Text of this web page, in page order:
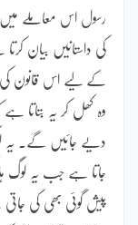
رسول اس معاملے میں
کی داستانیں بیان
کے لیے اس قانون
وہ کھل کر یہ بتاتا
دیے جائیں گے۔ یہ
جاتا ہے جب یہ لوگ
پیش گوئی بھی کی